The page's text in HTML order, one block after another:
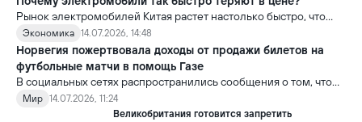
Рынок электромобилей Китая растет настолько быстро, что
новые модели выходят почти ежемесячно. В результате
стоимость более ранних моделей заметно снижается.
Экономика 14.07.2026, 14:48
Норвегия пожертвовала доходы от продажи билетов на
футбольные матчи в помощь Газе
В социальных сетях распространились сообщения о том, что
сборная Норвегии перечислила весь призовой фонд,
полученный на чемпионате мира по футболу FIFA 2026, в
Мир 14.07.2026, 11:24
Великобритания готовится запретить